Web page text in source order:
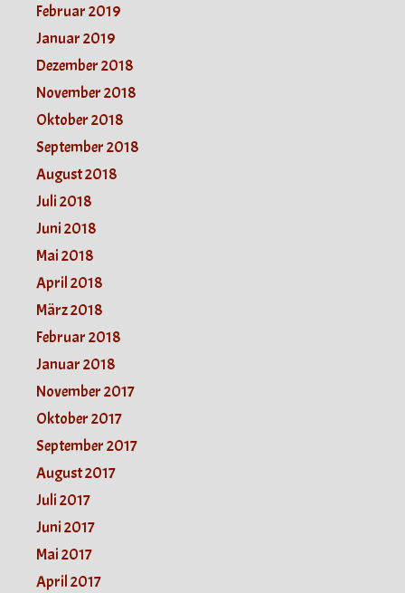
Februar 2019
Januar 2019
Dezember 2018
November 2018
Oktober 2018
September 2018
August 2018
Juli 2018
Juni 2018
Mai 2018
April 2018
März 2018
Februar 2018
Januar 2018
November 2017
Oktober 2017
September 2017
August 2017
Juli 2017
Juni 2017
Mai 2017
April 2017